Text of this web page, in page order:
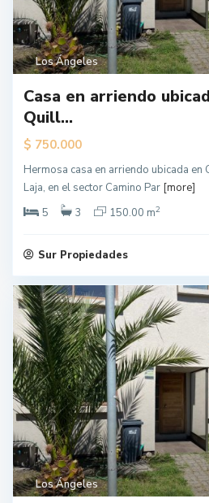
Los Ángeles
Casa en arriendo
Quill...
$ 750.000
Hermosa casa en arriendo ubicada
Laja, en el sector Camino Par [more]
5
3 150.00 m2
Sur Propiedades
Los Ángeles